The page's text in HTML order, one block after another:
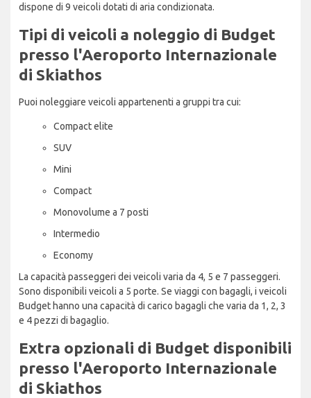
dispone di 9 veicoli dotati di aria condizionata.
Tipi di veicoli a noleggio di Budget
presso l'Aeroporto Internazionale
di Skiathos
Puoi noleggiare veicoli appartenenti a gruppi tra cui:
Compact elite
SUV
Mini
Compact
Monovolume a 7 posti
Intermedio
Economy
La capacità passeggeri dei veicoli varia da 4, 5 e 7 passeggeri.
Sono disponibili veicoli a 5 porte. Se viaggi con bagagli, i veicoli
Budget hanno una capacità di carico bagagli che varia da 1, 2, 3
e 4 pezzi di bagaglio.
Extra opzionali di Budget disponibili
presso l'Aeroporto Internazionale
di Skiathos